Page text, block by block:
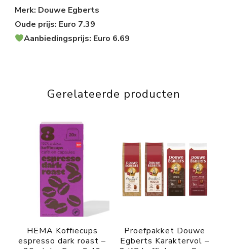
Merk: Douwe Egberts
Oude prijs: Euro 7.39
Aanbiedingsprijs: Euro 6.69
Gerelateerde producten
HEMA Koffiecups
espresso dark roast –
Proefpakket Douwe
Egberts Karaktervol –